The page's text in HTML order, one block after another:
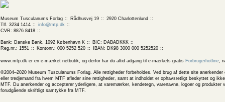
Museum Tusculanums Forlag Rådhusvej 19
2920 Charlottenlund
Tlf. 3234 1414
info@mtp.dk
CVR: 8876 8418
Bank: Danske Bank, 1092 København K
BIC: DABADKKK
Reg.nr.: 1551
Kontonr.: 000 5252 520 IBAN: DK98 3000 000 5252520
www.mtp.dk er en e-mærket netbutik, og derfor har du altid adgang til e-mærkets gratis Forbrugerhotline,
©2004–2020 Museum Tusculanums Forlag. Alle rettigheder forbeholdes. Ved brug af dette site
eller tredjemand fra hvem MTF afleder sine rettigheder, samt at indholdet er ophavsretligt beskyttet og
MTF. Du anerkender og accepterer yderligere, at varemærker, kendetegn, varenavne, logoer og
forudgående skriftligt samtykke fra MTF.